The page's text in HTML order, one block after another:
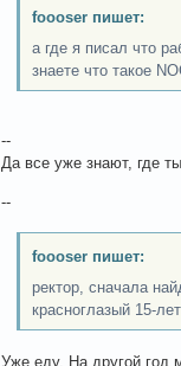
foooser пишет:
а где я писал что
знаете что такое
--
Да все уже знают, где
--
foooser пишет:
ректор, сначала
красноглазый 15-
Уже еду. На другой год